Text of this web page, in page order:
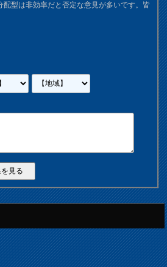
配型は非効率だと否定な意見が多いです。皆